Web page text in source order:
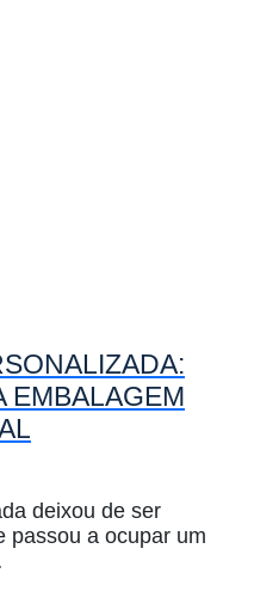
EMBALAGEM
deixou de ser
passou a ocupar um